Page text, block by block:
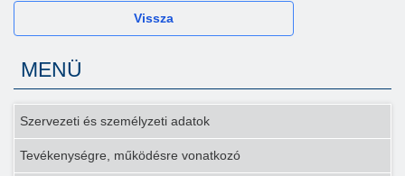
Vissza
MENÜ
Szervezeti és személyzeti adatok
Tevékenységre, működésre vonatkozó